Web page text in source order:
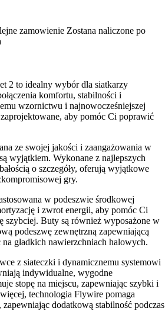
zamowienie Zostana naliczone po
2 to idealny wybór dla siatkarzy
komfortu, stabilności i
wzornictwu i najnowocześniejszej
aby pomóc Ci poprawić
ze swojej jakości i zaangażowania w
wyjątkiem. Wykonane z najlepszych
o szczegóły, oferują wyjątkowe
gry.
w podeszwie środkowej
i zwrot energii, aby pomóc Ci
szybciej. Buty są również wyposażone w
podeszwę zewnętrzną zapewniającą
gładkich nawierzchniach halowych.
z siateczki i dynamicznemu systemowi
indywidualne, wygodne
stopę na miejscu, zapewniając szybki i
technologia Flywire pomaga
dodatkową stabilność podczas